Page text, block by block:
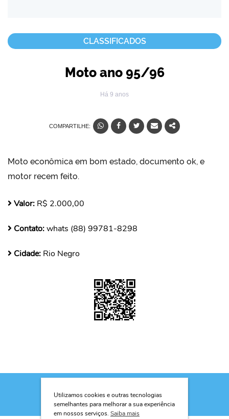
Utilizamos cookies e outras tecnologias
semelhantes para melhorar a sua experiência
em nossos serviços. Saiba mais
CLASSIFICADOS
Moto ano 95/96
Há 9 anos
COMPARTILHE:
Moto econômica em bom estado, documento ok, e
motor recem feito.
Valor: R$ 2.000,00
Contato:whats (88) 99781-8298
Cidade: Rio Negro